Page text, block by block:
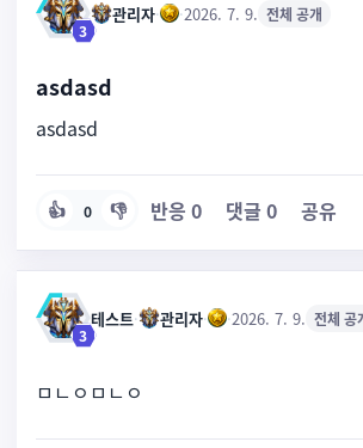
3
관리자· ·2026. 7. 9. 전체 공개
asdasd
asdasd
👍 0 👎 반응 0 댓글 0 공유
3
테스트· 관리자· ·2026. 7. 9. 전체 공
ㅁㄴㅇㅁㄴㅇ